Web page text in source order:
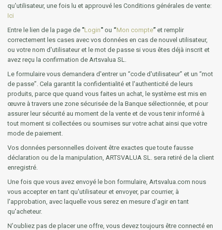
qu'utilisateur, une fois lu et approuvé les Conditions générales de vente:
Ici
Entre le lien de la page de "Login" ou “Mon compte” et remplir
correctement les cases avec vos données en cas de nouvel utilisateur,
ou votre nom d'utilisateur et le mot de passe si vous êtes déjà inscrit et
avez reçu la confirmation de Artsvalua SL.
Le formulaire vous demandera d'entrer un “code d'utilisateur” et un “mot
de passe”. Cela garantit la confidentialité et l'authenticité de leurs
produits, parce que quand vous faites un achat, le système est mis en
œuvre à travers une zone sécurisée de la Banque sélectionnée, et pour
assurer leur sécurité au moment de la vente et de vous tenir informé à
tout moment si collectées ou soumises sur votre achat ainsi que votre
mode de paiement.
Vos données personnelles doivent être exactes que toute fausse
déclaration ou de la manipulation, ARTSVALUA SL. sera retiré de la client
enregistré.
Une fois que vous avez envoyé le bon formulaire, Artsvalua.com nous
vous accepter en tant qu'utilisateur et envoyer, par courrier, à
l'approbation, avec laquelle vous serez en mesure d'agir en tant
qu'acheteur.
N'oubliez pas de placer une offre, vous devez toujours être connecté en